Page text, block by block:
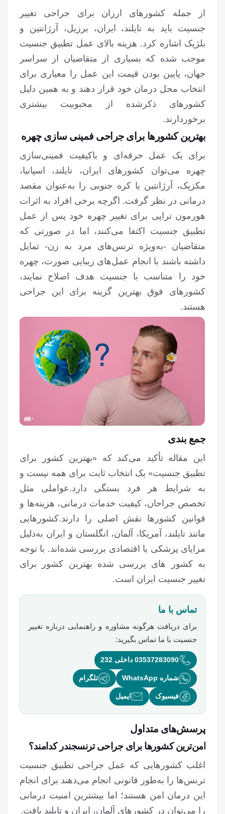
از جمله کشورهای ارزان برای جراحی تغییر
جنسیت باید به تایلند، ایران، برزیل، آرژانتین و
بلژیک اشاره کرد. هزینه بالای عمل تطبیق جنسیت
موجب شده که بسیاری از متقاضیان از سراسر
جهان، پایین بودن قیمت این عمل را معیاری برای
انتخاب محل درمان خود قرار دهند و به همین دلیل
کشورهای ذکرشده از محبوبیت بیشتری
برخوردارند.
بهترین کشورها برای جراحی فمینی‌ سازی چهره
برای یک عمل حرفه‌ای و باکیفیت فمینی‌سازی
چهره می‌توان کشورهای ایران، تایلند، اسپانیا،
مکزیک، آرژانتین یا کره جنوبی را به‌عنوان مقصد
درمانی در نظر گرفت. اگرچه برخی افراد به اثرات
هورمون تراپی برای تغییر چهره خود پس از عمل
تطبیق جنسیت اکتفا می‌کنند، اما در صورتی که
متقاضیان -به‌ویژه ترنس‌های مرد به زن- تمایل
داشته باشند با انجام عمل‌های زیبایی صورت، چهره
خود را متناسب با جنسیت هدف اصلاح نمایند،
کشورهای فوق بهترین گزینه برای این جراحی
هستند.
جمع بندی
این مقاله تأکید می‌کند که «بهترین کشور برای
تطبیق جنسیت» یک انتخاب ثابت برای همه نیست و
به شرایط هر فرد بستگی دارد.عواملی مثل
تخصص جراحان، کیفیت خدمات درمانی، هزینه‌ها و
قوانین کشورها نقش اصلی را دارند.کشورهایی
مانند تایلند، آمریکا، آلمان، انگلستان و ایران به‌دلیل
مزایای پزشکی یا اقتصادی بررسی شده‌اند. با توجه
به کشور های بررسی شده بهترین کشور برای
تغییر جنسیت ایران است.
تماس با ما
برای دریافت هرگونه مشاوره و راهنمایی درباره تغییر
جنسیت با ما تماس بگیرید:
03537283090 داخلی 232
شماره WhatsApp تلگرام
فیسبوک ایمیل
پرسش‌های متداول
امن‌ترین کشورها برای جراحی ترنسجندر کدامند؟
اغلب کشورهایی که عمل جراحی تطبیق جنسیت
ترنس‌ها را به‌طور قانونی انجام می‌دهند برای انجام
این درمان امن هستند؛ اما بیشترین امنیت درمانی
را می‌توان در کشورهای آلمان، ایران و تایلند یافت.